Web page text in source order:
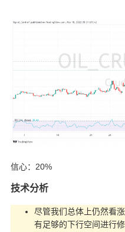
信心：20%
技术分析
尽管我们总体上仍然看
有足够的下行空间进行